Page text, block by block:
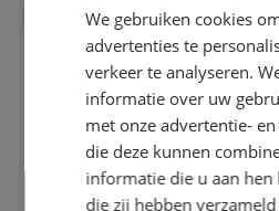
We gebruiken cookies
advertenties te
verkeer te analyseren.
informatie over uw
met onze advertentie-
die deze kunnen
informatie die u aan
die zij hebben